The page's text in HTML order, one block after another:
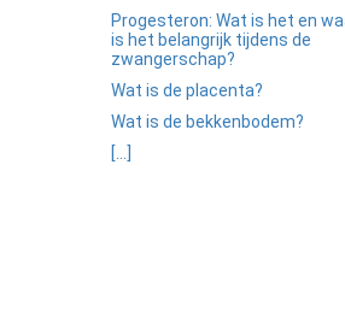
Progesteron: Wat is het en
is het belangrijk tijdens de
zwangerschap?
Wat is de placenta?
Wat is de bekkenbodem?
[...]